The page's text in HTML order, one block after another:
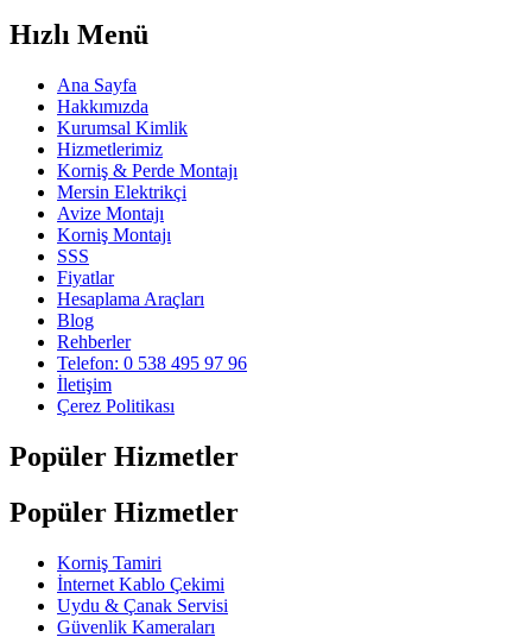
Hızlı Menü
Ana Sayfa
Hakkımızda
Kurumsal Kimlik
Hizmetlerimiz
Korniş & Perde Montajı
Mersin Elektrikçi
Avize Montajı
Korniş Montajı
SSS
Fiyatlar
Hesaplama Araçları
Blog
Rehberler
Telefon: 0 538 495 97 96
İletişim
Çerez Politikası
Popüler Hizmetler
Popüler Hizmetler
Korniş Tamiri
İnternet Kablo Çekimi
Uydu & Çanak Servisi
Güvenlik Kameraları